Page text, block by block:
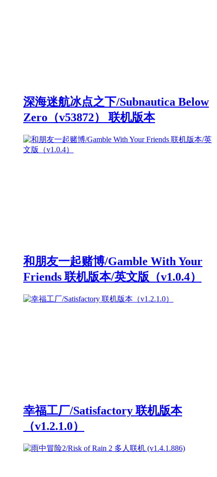
深海迷航冰点之下/Subnautica Below
Zero（v53872） 联机版本
和朋友一起赌博/Gamble With Your
Friends 联机版本/英文版（v1.0.4）
幸福工厂/Satisfactory 联机版本
（v1.2.1.0）